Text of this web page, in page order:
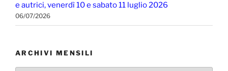
e autrici, venerdì 10 e sabato 11 luglio 2026
06/07/2026
ARCHIVI MENSILI